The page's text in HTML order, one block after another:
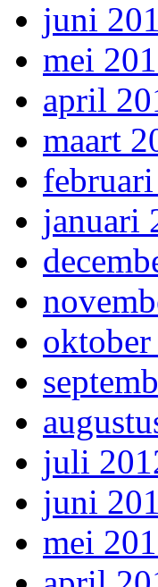
juni
mei
april
maart
januari
juli
juni
mei